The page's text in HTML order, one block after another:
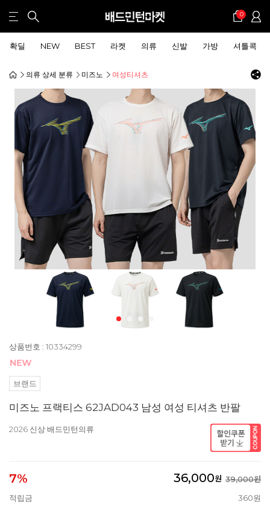
0
확딜 NEW BEST 라켓 의류 신발 가방 셔틀콕
의류 상세 분류 미즈노 여성티셔츠
상품번호 : 10334299
브랜드
미즈노 프랙티스 62JAD043 남성 여성 티셔츠 반팔
2026 신상 배드민턴의류
7% 36,000원 39,000원
적립금
360원